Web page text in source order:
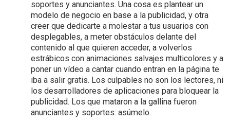
soportes y anunciantes. Una cosa es plantear un
modelo de negocio en base a la publicidad, y otra
creer que dedicarte a molestar a tus usuarios con
desplegables, a meter obstáculos delante del
contenido al que quieren acceder, a volverlos
estrábicos con animaciones salvajes multicolores y a
poner un vídeo a cantar cuando entran en la página te
iba a salir gratis. Los culpables no son los lectores, ni
los desarrolladores de aplicaciones para bloquear la
publicidad. Los que mataron a la gallina fueron
anunciantes y soportes: asúmelo.